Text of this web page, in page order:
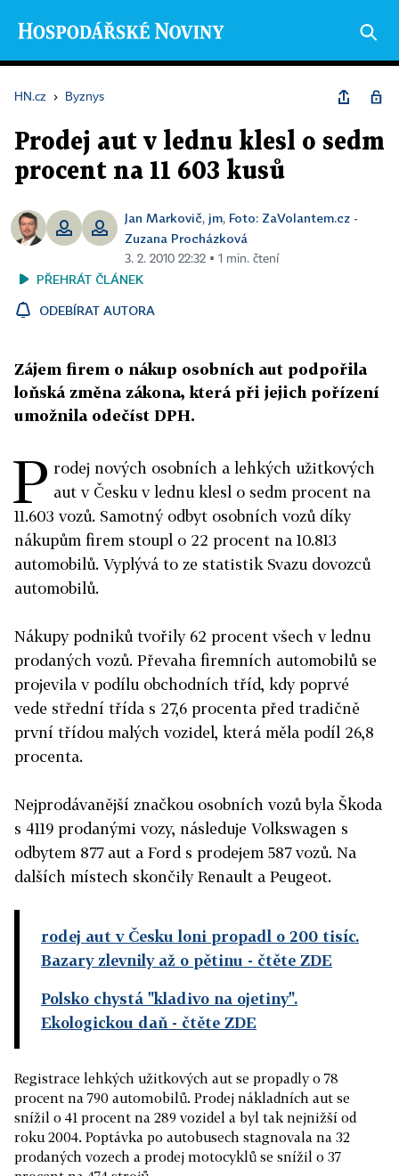
HN.cz › Byznys
Prodej aut v lednu klesl o sedm
procent na 11 603 kusů
Jan Markovič, jm, Foto: ZaVolantem.cz -
Zuzana Procházková
3. 2. 2010 22:32 ▪ 1 min. čtení
PŘEHRÁT ČLÁNEK
ODEBÍRAT AUTORA
Zájem firem o nákup osobních aut podpořila
loňská změna zákona, která při jejich pořízení
umožnila odečíst DPH.
P rodej nových osobních a lehkých užitkových
aut v Česku v lednu klesl o sedm procent na
11.603 vozů. Samotný odbyt osobních vozů díky
nákupům firem stoupl o 22 procent na 10.813
automobilů. Vyplývá to ze statistik Svazu dovozců
automobilů.
Nákupy podniků tvořily 62 procent všech v lednu
prodaných vozů. Převaha firemních automobilů se
projevila v podílu obchodních tříd, kdy poprvé
vede střední třída s 27,6 procenta před tradičně
první třídou malých vozidel, která měla podíl 26,8
procenta.
Nejprodávanější značkou osobních vozů byla Škoda
s 4119 prodanými vozy, následuje Volkswagen s
odbytem 877 aut a Ford s prodejem 587 vozů. Na
dalších místech skončily Renault a Peugeot.
rodej aut v Česku loni propadl o 200 tisíc.
Bazary zlevnily až o pětinu - čtěte ZDE
Polsko chystá "kladivo na ojetiny".
Ekologickou daň - čtěte ZDE
Registrace lehkých užitkových aut se propadly o 78
procent na 790 automobilů. Prodej nákladních aut se
snížil o 41 procent na 289 vozidel a byl tak nejnižší od
roku 2004. Poptávka po autobusech stagnovala na 32
prodaných vozech a prodej motocyklů se snížil o 37